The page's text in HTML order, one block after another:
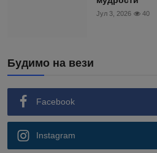
Јул 3, 2026 40
Будимо на вези
Facebook
Instagram